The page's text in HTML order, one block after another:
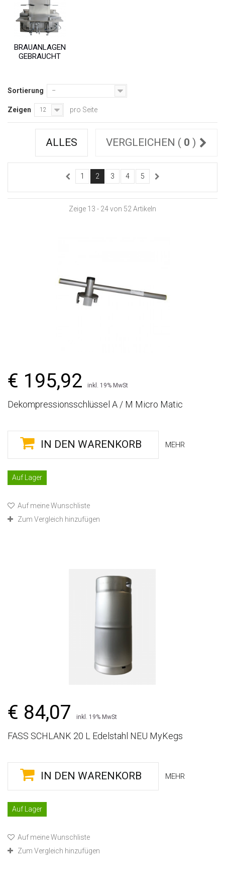
BRAUANLAGEN
GEBRAUCHT
Sortierung --
Zeigen 12 pro Seite
VERGLEICHEN ( 0 )
ALLES
1 2 3 4 5
Zeige 13 - 24 von 52 Artikeln
€ 195,92 inkl. 19% MwSt
Dekompressionsschlüssel A / M Micro Matic
IN DEN WARENKORB MEHR
Auf Lager
Auf meine Wunschliste
Zum Vergleich hinzufügen
€ 84,07 inkl. 19% MwSt
FASS SCHLANK 20 L Edelstahl NEU MyKegs
IN DEN WARENKORB MEHR
Auf Lager
Auf meine Wunschliste
Zum Vergleich hinzufügen